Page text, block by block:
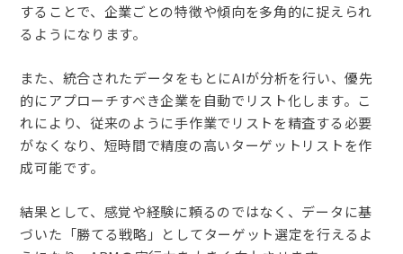
することで、企業ごとの特徴や傾向を多角的に捉えられ
るようになります。
また、統合されたデータをもとにAIが分析を行い、優先
的にアプローチすべき企業を自動でリスト化します。こ
れにより、従来のように手作業でリストを精査する必要
がなくなり、短時間で精度の高いターゲットリストを作
成可能です。
結果として、感覚や経験に頼るのではなく、データに基
づいた「勝てる戦略」としてターゲット選定を行えるよ